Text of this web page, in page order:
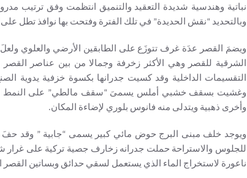
نباتية وهندسية شديدة التعقيد والتنميق انتظمت وفق ترتيب
وبالتحديد “نقش الحديدة” في تلك الفترة وفتحت بها نوافذ تطل على
ويضمَ القصر عدَة غرف تتوزَع على الطابقين الأرضي والعلوي ولعلَ
الشرقية للقصر وهي الأكثر زخرفة وجمالا من بين عناصر
التقسيمات الداخلية وقد كسيت جدرانها بكسوة خزفية يدوية
وغشيت بسقف خشبي أملس يسمىَ “سقف مالطي” على النمط
وأخرى ذهبية ويتدلى منه فانوس بلوري لإضاءة المكان.
ويوجد خلف مبنى البرج حوض مائي كبير يسمى “جابية ” وقد حفَ
للجلوس والاستراحة حملت جدرانه زخارف جصية تركية على غرار
ناعورة لاستخراج الماء الذي يستعمل لسقي حدائق وبساتين القصر